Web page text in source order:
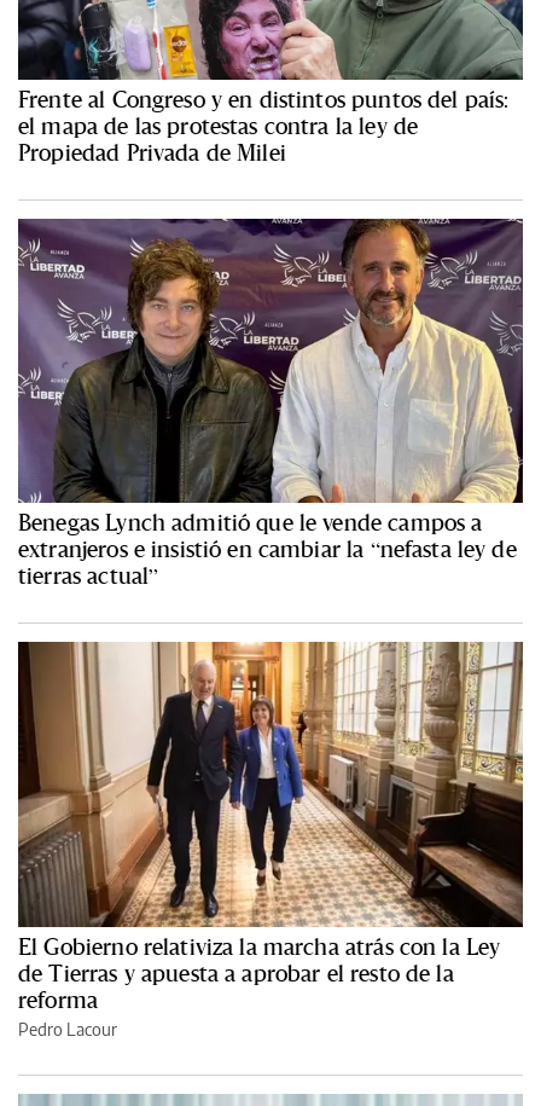
Frente al Congreso y en distintos puntos del país:
el mapa de las protestas contra la ley de
Propiedad Privada de Milei
Benegas Lynch admitió que le vende campos a
extranjeros e insistió en cambiar la “nefasta ley de
tierras actual”
El Gobierno relativiza la marcha atrás con la Ley
de Tierras y apuesta a aprobar el resto de la
reforma
Pedro Lacour